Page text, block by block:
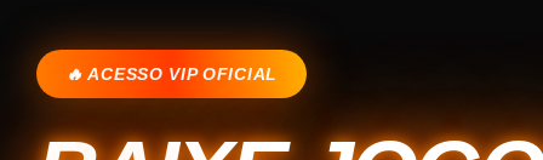
🔥 ACESSO VIP OFICIAL